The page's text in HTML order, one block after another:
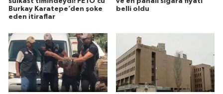
Burkay Karatepe’den şoke
eden itiraflar
belli oldu